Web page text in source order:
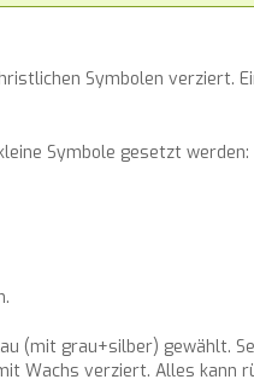
Symbolen verziert.
Symbole gesetzt werden:
(mit grau+silber) gewählt.
Wachs verziert. Alles kann